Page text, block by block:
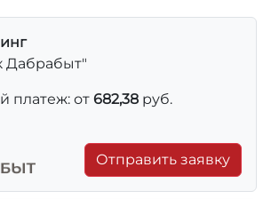
Дабрабыт"
платеж: от 682,38 руб.
Отправить заявку